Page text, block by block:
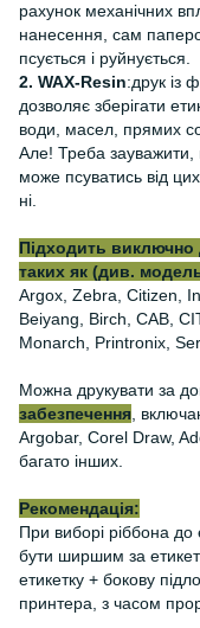
рахунок механічних
нанесення, сам
псується і руйнується.
2. WAX-Resin:друк із
дозволяє зберігати
води, масел, прямих
Але! Треба зауважити,
може псуватись від
ні.
Підходить виключно
таких як (див.
Argox, Zebra, Citizen,
Beiyang, Birch, CAB,
Monarch, Printronix,
Можна друкувати за
забезпечення ,
Argobar, Corel Draw,
багато інших.
Рекомендація:
При виборі ріббона до
бути ширшим за
етикетку + бокову
принтера, з часом